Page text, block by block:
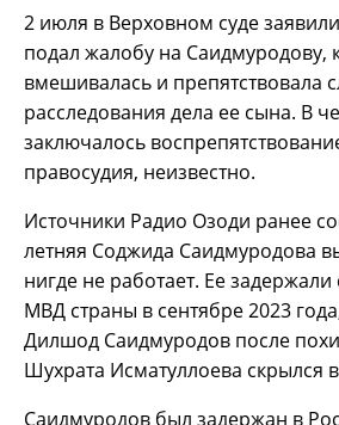
2 июля в Верховном суде
подал жалобу на Саидмуродову,
вмешивалась и препятствовала
расследования дела ее сына. В
заключалось
правосудия, неизвестно.
Источники Радио Озоди ранее
летняя Соджида Саидмуродова
нигде не работает. Ее
МВД страны в сентябре 2023
Дилшод Саидмуродов после
Шухрата Исматуллоева скрылся
Саидмуродов был задержан в